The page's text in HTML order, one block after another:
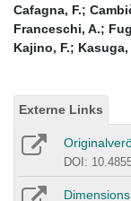
Cafagna, F.;
Franceschi, A.;
Kajino, F.; Kasuga,
Externe Links
DOI:
Dimensions